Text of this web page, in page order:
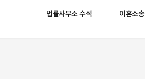
법률사무소 수석 이혼소송